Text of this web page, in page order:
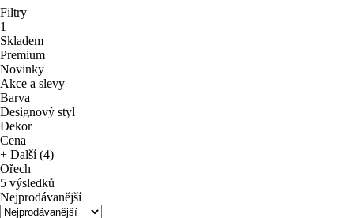
Filtry
1
Skladem
Premium
Novinky
Akce a slevy
Barva
Designový styl
Dekor
Cena
+ Další (4)
Ořech
5 výsledků
Nejprodávanější